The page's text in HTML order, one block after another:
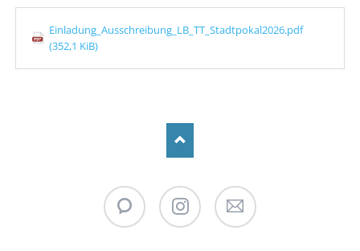
Einladung_Ausschreibung_LB_TT_Stadtpokal2026.pdf
(352,1 KiB)